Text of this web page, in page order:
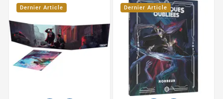
Dernier Article Dernier Article